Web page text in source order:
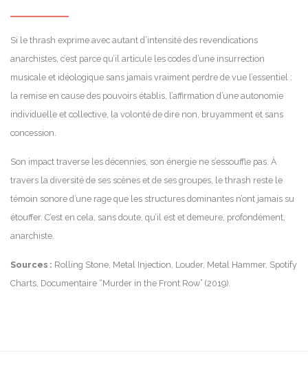
Si le thrash exprime avec autant d’intensité des revendications
anarchistes, c’est parce qu’il articule les codes d’une insurrection
musicale et idéologique sans jamais vraiment perdre de vue l’essentiel :
la remise en cause des pouvoirs établis, l’affirmation d’une autonomie
individuelle et collective, la volonté de dire non, bruyamment et sans
concession.
Son impact traverse les décennies, son énergie ne s’essouffle pas. À
travers la diversité de ses scènes et de ses groupes, le thrash reste le
témoin sonore d’une rage que les structures dominantes n’ont jamais su
étouffer. C’est en cela, sans doute, qu’il est et demeure, profondément,
anarchiste.
Sources : Rolling Stone, Metal Injection, Louder, Metal Hammer, Spotify
Charts, Documentaire “Murder in the Front Row” (2019).